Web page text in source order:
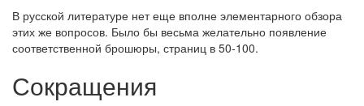
В русской литературе нет еще вполне элементарного обзора
этих же вопросов. Было бы весьма желательно появление
соответственной брошюры, страниц в 50-100.
Сокращения